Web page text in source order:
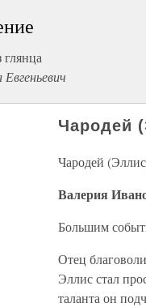
глянца
Чародей
Чародей
Валерия
Большим
Отец
Эллис стал
таланта он